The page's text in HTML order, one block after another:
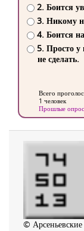
2. Боится
3. Никому
4. Боится
5. Просто у
не сделать.
Всего
1 человек
Прошлые
©